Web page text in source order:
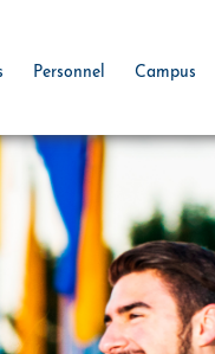
Personnel Campus